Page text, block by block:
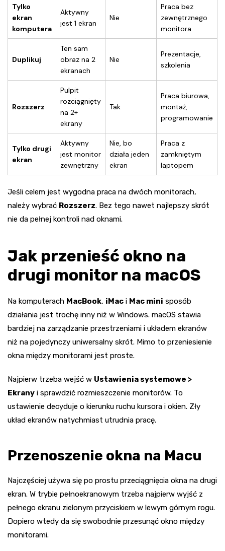
Tylko
ekran
komputera
Aktywny
jest 1 ekran
Nie
Praca bez
zewnętrznego
monitora
Duplikuj
Ten sam
obraz na 2
ekranach
Nie
Prezentacje,
szkolenia
Rozszerz
Pulpit
rozciągnięty
na 2+
ekrany
Tak
Praca biurowa,
montaż,
programowanie
Tylko drugi
ekran
Aktywny
jest monitor
zewnętrzny
Nie, bo
działa jeden
ekran
Praca z
zamkniętym
laptopem
Jeśli celem jest wygodna praca na dwóch monitorach,
należy wybrać Rozszerz. Bez tego nawet najlepszy skrót
nie da pełnej kontroli nad oknami.
Jak przenieść okno na
drugi monitor na macOS
Na komputerach MacBook, iMac i Mac mini sposób
działania jest trochę inny niż w Windows. macOS stawia
bardziej na zarządzanie przestrzeniami i układem ekranów
niż na pojedynczy uniwersalny skrót. Mimo to przeniesienie
okna między monitorami jest proste.
Najpierw trzeba wejść w Ustawienia systemowe >
Ekrany i sprawdzić rozmieszczenie monitorów. To
ustawienie decyduje o kierunku ruchu kursora i okien. Zły
układ ekranów natychmiast utrudnia pracę.
Przenoszenie okna na Macu
Najczęściej używa się po prostu przeciągnięcia okna na drugi
ekran. W trybie pełnoekranowym trzeba najpierw wyjść z
pełnego ekranu zielonym przyciskiem w lewym górnym rogu.
Dopiero wtedy da się swobodnie przesunąć okno między
monitorami.